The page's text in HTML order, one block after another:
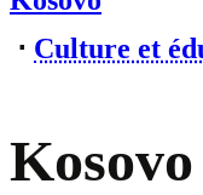
⋅ Culture et